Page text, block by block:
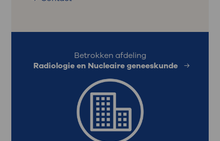
Betrokken afdeling
Radiologie en Nucleaire geneeskunde